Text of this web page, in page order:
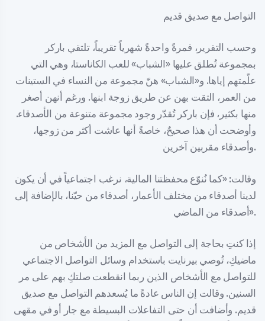
التواصل مع صديق قديم
وحسب التقرير، فمرةً واحدةً شهرياً تقريباً، تلتقي باركر
بمجموعة تُطلق عليها «الشباب» للعب الكاناستا، وهي التي
علّمتهم إياها. و«الشباب» هنّ مجموعة من النساء في الستينات
من العمر، التقت بهن عن طريق زوجة ابنها. ورغم أنهن أصغر
منها بكثير، فإن باركر تُقدّر وجود مجموعة متنوعة من الأصدقاء.
وأوضحت أن هذا صحيحٌ، خاصةً أنها عاشت أكثر من زوجها،
وأصدقاء مقربين آخرين.
وقالت: «كما نُنوّع محفظتنا المالية، نرغب اجتماعياً في أن يكون
لدينا أصدقاء من مختلف الأعمار، أصدقاء من حيّنا، بالإضافة إلى
أصدقاء من الماضي».
إذا كنتِ بحاجة إلى التواصل مع المزيد من الأشخاص من
ماضيكِ، تُوصي بيرنايت باستخدام وسائل التواصل الاجتماعي
للتواصل مع الأشخاص الذين ربما انقطعت صلتكِ بهم على مر
السنين. وقالت إن الناس عادةً ما يُسعدهم التواصل مع صديق
قديم. وأضافت أن حتى التفاعلات البسيطة مع جار أو في مقهى